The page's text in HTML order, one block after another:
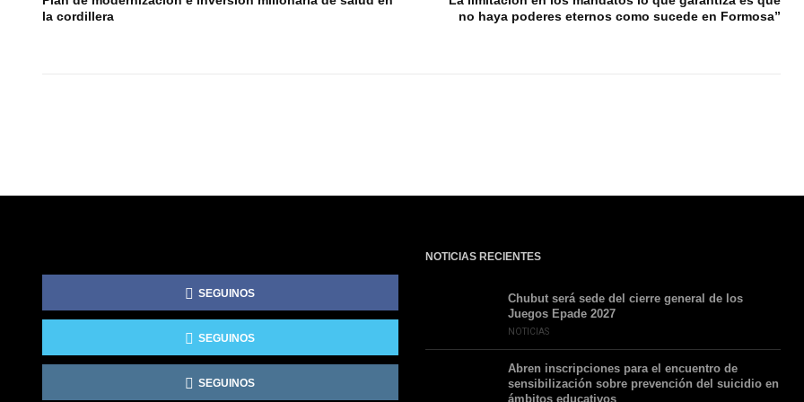
la cordillera
no haya poderes eternos como sucede en Formosa”
SEGUINOS
SEGUINOS
SEGUINOS
NOTICIAS RECIENTES
Chubut será sede del cierre general de los
Juegos Epade 2027
NOTICIAS
Abren inscripciones para el encuentro de
sensibilización sobre prevención del suicidio en
ámbitos educativos